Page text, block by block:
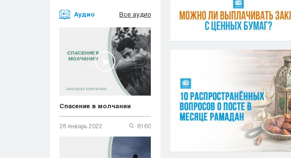
Аудио Все аудио
Спасение в молчании
28 январь 2022 8160